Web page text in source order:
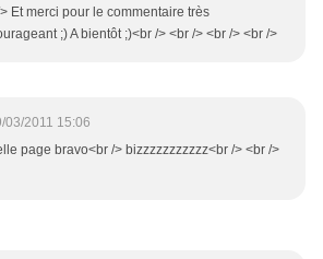
Et merci pour le commentaire très
;) A bientôt ;)<br /> <br /> <br /> <br />
03/2011 15:06
page bravo<br /> bizzzzzzzzzzz<br /> <br />